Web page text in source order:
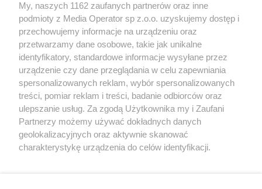
Wydawca mediówlokalnych
Nie zapomnij
zapoznać się z:
polityką prywatności regulamin korzystania z portali
Twojemiasto
Piekary Śląskie
Chorzów
Tarnowskie Góry
Skontaktuj się z nami
Kontakt
Wydawca
Redakcja
My, naszych 1162 zaufanych partnerów oraz inne
podmioty z Media Operator sp z.o.o. uzyskujemy dostęp i
przechowujemy informacje na urządzeniu oraz
przetwarzamy dane osobowe, takie jak unikalne
identyfikatory, standardowe informacje wysyłane przez
urządzenie czy dane przeglądania w celu zapewniania
spersonalizowanych reklam, wybór spersonalizowanych
treści, pomiar reklam i treści, badanie odbiorców oraz
ulepszanie usług. Za zgodą Użytkownika my i Zaufani
Partnerzy możemy używać dokładnych danych
geolokalizacyjnych oraz aktywnie skanować
charakterystykę urządzenia do celów identyfikacji.